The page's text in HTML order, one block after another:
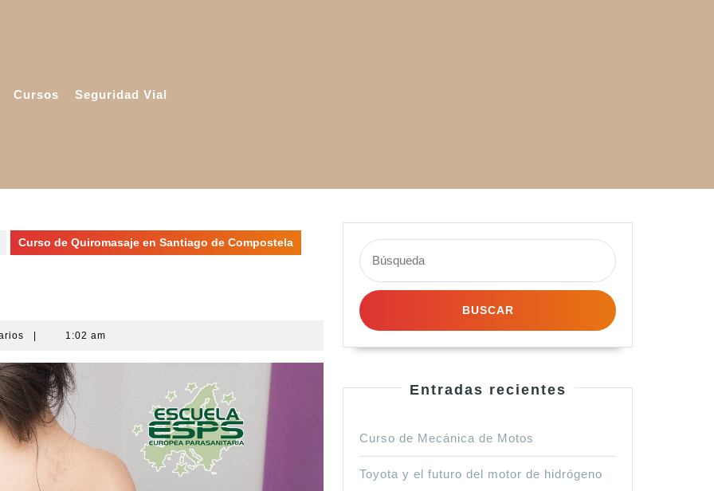
Cursos Seguridad Vial
Curso de Quiromasaje en Santiago de Compostela
1:02 am
Buscar:
Entradas recientes
Curso de Mecánica de Motos
Toyota y el futuro del motor de hidrógeno